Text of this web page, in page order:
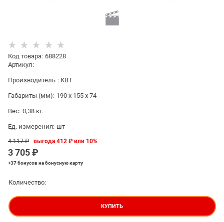
Код товара: 688228
Артикул:
Производитель : КВТ
Габариты (мм): 190 x 155 x 74
Вес: 0,38 кг.
Ед. измерения: шт
4 117 ₽
3 705 ₽
выгода412 ₽ или 10%
+37 бонусовна бонусную карту
Количество:
КУПИТЬ